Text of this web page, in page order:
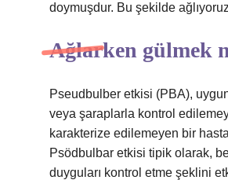
doymuşdur. Bu şekilde
Ağlarken gülmek
Pseudbulber etkisi (PBA),
veya şaraplarla kontrol
karakterize edilemeyen bir
Psödbulbar etkisi tipik olarak,
duyguları kontrol etme şeklini